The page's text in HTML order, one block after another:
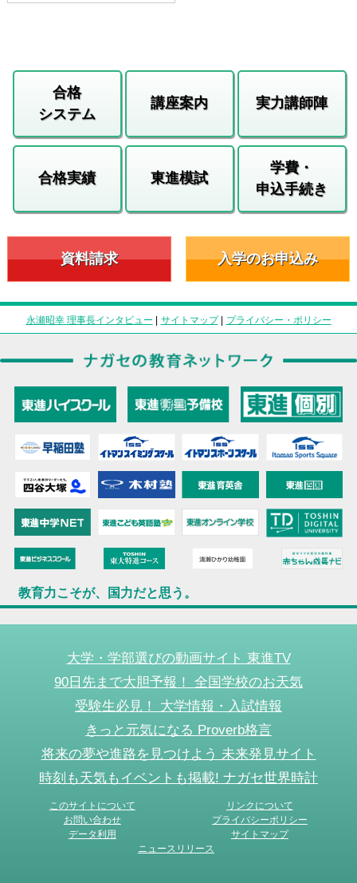
合格
システム
講座案内 実力講師陣
合格実績 東進模試
学費・
申込手続き
資料請求 入学のお申込み
永瀬昭幸 理事長インタビュー | サイトマップ| プライバシー・ポリシー
教育力こそが、国力だと思う。
大学・学部選びの動画サイト 東進TV
90日先まで大胆予報！ 全国学校のお天気
受験生必見！ 大学情報・入試情報
きっと元気になる Proverb格言
将来の夢や進路を見つけよう 未来発見サイト
時刻も天気もイベントも掲載! ナガセ世界時計
このサイトについて
リンクについて
お問い合わせ
プライバシーポリシー
データ利用
サイトマップ
ニュースリリース